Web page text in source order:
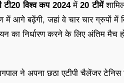
टी20 विश्व कप 2024में20 टीमें
आगे बढ़ेंगी, जहां वे चार चार ग्रुपों में
का निर्धारण करने के लिए अंतिम मैच
ने अपना छठा एटीपी चैलेंजर टेनिस